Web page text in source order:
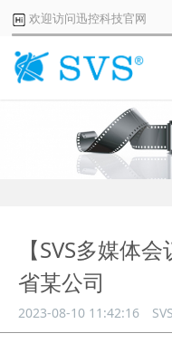
欢迎访问迅控科技官网
【SVS多媒体
省某公司
2023-08-10 11:42:16 SVS